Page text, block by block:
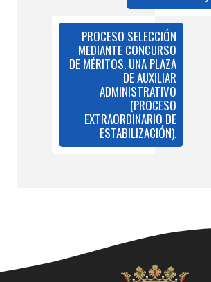
PROCESO SELECCIÓN
MEDIANTE CONCURSO
DE MÉRITOS. UNA PLAZA
DE AUXILIAR
ADMINISTRATIVO
(PROCESO
EXTRAORDINARIO DE
ESTABILIZACIÓN).